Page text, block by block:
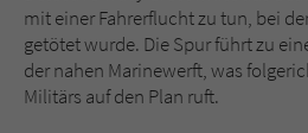
mit einer Fahrerflucht zu tun, bei
getötet wurde. Die Spur führt zu
der nahen Marinewerft, was
Militärs auf den Plan ruft.
Sicherheitscode des
überprüfen.